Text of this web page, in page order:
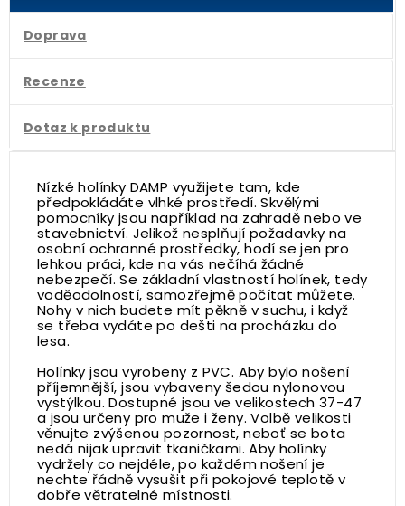
Doprava
Recenze
Dotaz k produktu
Nízké holínky DAMP využijete tam, kde
předpokládáte vlhké prostředí. Skvělými
pomocníky jsou například na zahradě nebo ve
stavebnictví. Jelikož nesplňují požadavky na
osobní ochranné prostředky, hodí se jen pro
lehkou práci, kde na vás nečíhá žádné
nebezpečí. Se základní vlastností holínek, tedy
voděodolností, samozřejmě počítat můžete.
Nohy v nich budete mít pěkně v suchu, i když
se třeba vydáte po dešti na procházku do
lesa.
Holínky jsou vyrobeny z PVC. Aby bylo nošení
příjemnější, jsou vybaveny šedou nylonovou
vystýlkou. Dostupné jsou ve velikostech 37-47
a jsou určeny pro muže i ženy. Volbě velikosti
věnujte zvýšenou pozornost, neboť se bota
nedá nijak upravit tkaničkami. Aby holínky
vydržely co nejdéle, po každém nošení je
nechte řádně vysušit při pokojové teplotě v
dobře větratelné místnosti.